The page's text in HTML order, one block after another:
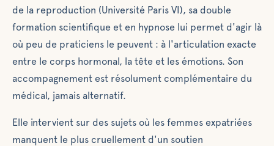
de la reproduction (Université Paris VI), sa double
formation scientifique et en hypnose lui permet d'agir là
où peu de praticiens le peuvent : à l'articulation exacte
entre le corps hormonal, la tête et les émotions. Son
accompagnement est résolument complémentaire du
médical, jamais alternatif.
Elle intervient sur des sujets où les femmes expatriées
manquent le plus cruellement d'un soutien